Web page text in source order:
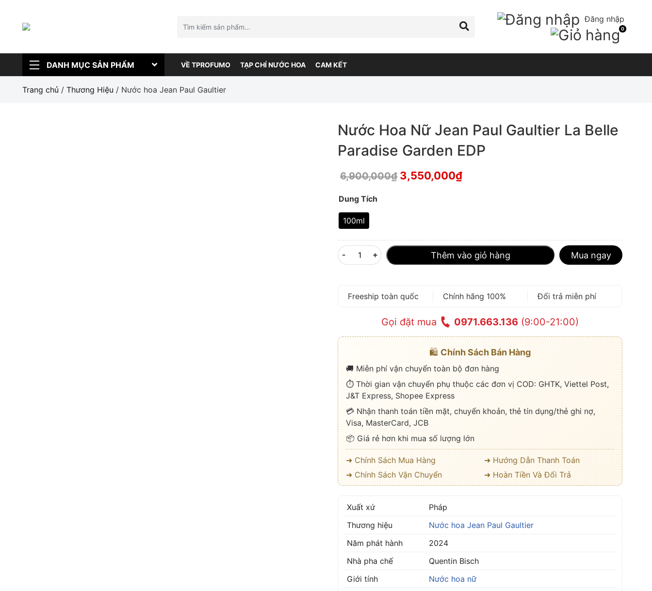
Đăng nhập
0
DANH MỤC SẢN PHẨM VỀ TPROFUMO TẠP CHÍ NƯỚC HOA CAM KẾT
Trang chủ / Thương Hiệu / Nước hoa Jean Paul Gaultier
Nước Hoa Nữ Jean Paul Gaultier La Belle
Paradise Garden EDP
6,900,000₫ 3,550,000₫
Dung Tích
100ml
- + Thêm vào giỏ hàng Mua ngay
Freeship toàn quốc Chính hãng 100% Đổi trả miễn phí
Gọi đặt mua 0971.663.136 (9:00-21:00)
🛍️ Chính Sách Bán Hàng
🚚 Miễn phí vận chuyển toàn bộ đơn hàng
⏱️ Thời gian vận chuyển phụ thuộc các đơn vị COD: GHTK, Viettel Post,
J&T Express, Shopee Express
💳 Nhận thanh toán tiền mặt, chuyển khoản, thẻ tín dụng/thẻ ghi nợ,
Visa, MasterCard, JCB
📦 Giá rẻ hơn khi mua số lượng lớn
➜ Chính Sách Mua Hàng
➜ Hướng Dẫn Thanh Toán
➜ Chính Sách Vận Chuyển
➜ Hoàn Tiền Và Đổi Trả
Xuất xứ
Pháp
Thương hiệu
Nước hoa Jean Paul Gaultier
Năm phát hành
2024
Nhà pha chế
Quentin Bisch
Giới tính
Nước hoa nữ